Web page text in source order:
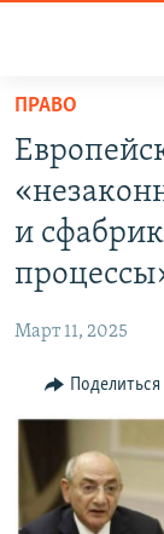
Перейти
основному
содержанию
Перейти
основной
Перейти
поиску
НОВОСТИ
ПОЛИТИКА
РЕГИОН
НАГОРНЫЙ
КУЛЬТУРА
СПОРТ
АРХИВ
ПРАВО
и
Март 11, 2025
Поделиться